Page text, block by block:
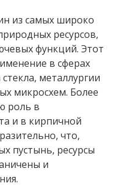
из самых широко
ресурсов,
функций. Этот
в сферах
металлургии
микросхем. Более
роль в
и в кирпичной
что,
пустынь, ресурсы
и